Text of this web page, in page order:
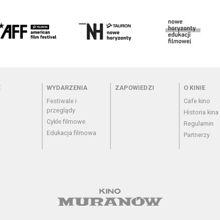
- cennik Menu - wydarzenia
WYDARZENIA
Festiwale i
przeglądy
Cykle filmowe
Edukacja filmowa
Menu - zapowiedzi
ZAPOWIEDZI Menu -
O KINIE
Cafe kino
Historia kina
Regulamin
Partnerzy